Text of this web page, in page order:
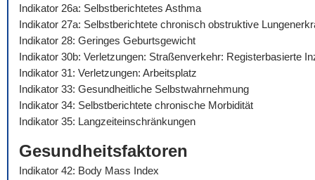
Indikator 26a: Selbstberichtetes Asthma
Indikator 27a: Selbstberichtete chronisch obstruktive
Indikator 28: Geringes Geburtsgewicht
Indikator 30b: Verletzungen: Straßenverkehr: Registerbasierte
Indikator 31: Verletzungen: Arbeitsplatz
Indikator 33: Gesundheitliche Selbstwahrnehmung
Indikator 34: Selbstberichtete chronische Morbidität
Indikator 35: Langzeiteinschränkungen
Gesundheitsfaktoren
Indikator 42: Body Mass Index